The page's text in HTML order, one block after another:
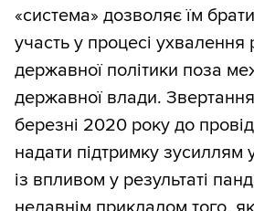
«система» дозволяє їм
участь у процесі
державної політики поза
державної влади.
березні 2020 року до
надати підтримку зусиллям
із впливом у результаті